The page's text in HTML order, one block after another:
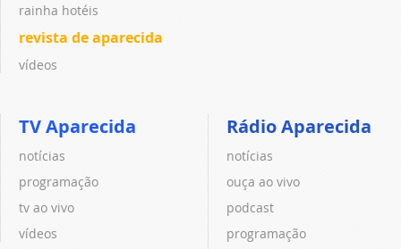
rainha hotéis
revista de aparecida
vídeos
TV Aparecida
notícias
programação
tv ao vivo
vídeos
Rádio Aparecida
notícias
ouça ao vivo
podcast
programação